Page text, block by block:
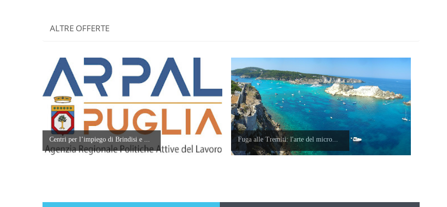
ALTRE OFFERTE
Centri per l’impiego di Brindisi e ... Fuga alle Tremiti: l'arte del micro...